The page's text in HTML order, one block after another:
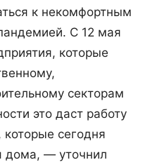
к некомфортным
С 12 мая
которые
секторам
это даст работу
сегодня
дома, — уточнил